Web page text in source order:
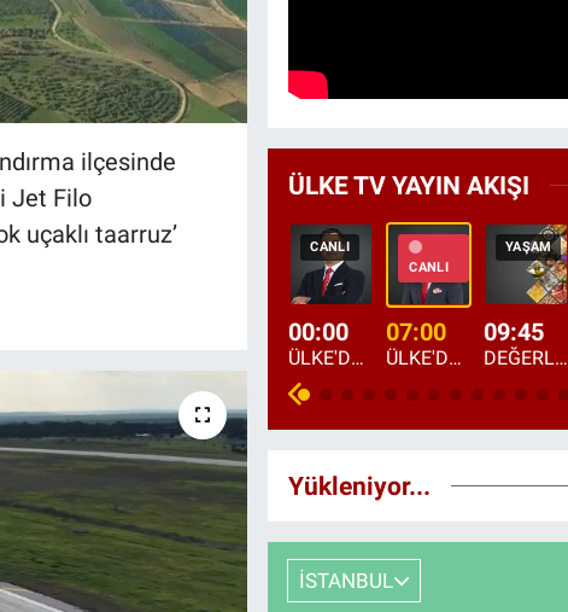
ilçesinde
Jet Filo
uçaklı taarruz’
ÜLKE TV YAYIN AKIŞI
CANLI
00:00
ÜLKE'DE BU GECE
CANLI
07:00
ÜLKE'DE HAFTA SONU
YAŞAM
09:45
DEĞERLERİN DAVETİ
Yükleniyor...
İSTANBUL